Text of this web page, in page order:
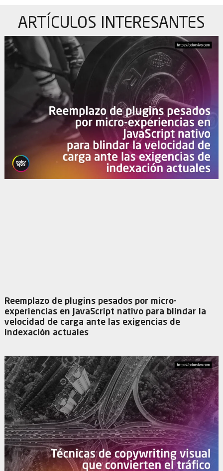
ARTÍCULOS INTERESANTES
Reemplazo de plugins pesados por micro-
experiencias en JavaScript nativo para blindar la
velocidad de carga ante las exigencias de
indexación actuales